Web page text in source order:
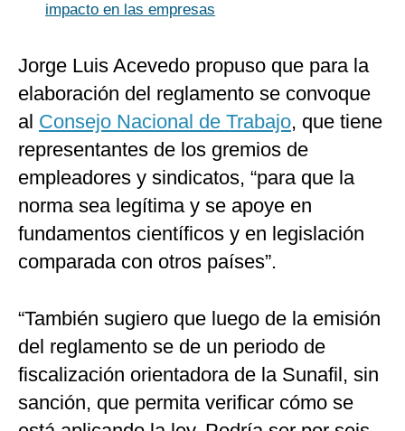
impacto en las empresas
Jorge Luis Acevedo propuso que para la
elaboración del reglamento se convoque
al Consejo Nacional de Trabajo, que tiene
representantes de los gremios de
empleadores y sindicatos, “para que la
norma sea legítima y se apoye en
fundamentos científicos y en legislación
comparada con otros países”.
“También sugiero que luego de la emisión
del reglamento se de un periodo de
fiscalización orientadora de la Sunafil, sin
sanción, que permita verificar cómo se